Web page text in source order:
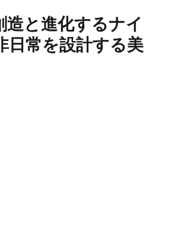
造と進化するナイ
日常を設計する美